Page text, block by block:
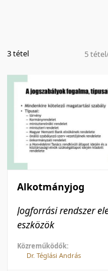
3 tétel
5
5
10
20
50
100
Alkotmányjog
Jogforrási rendszer
eszközök
Közreműködők:
Dr. Téglási András